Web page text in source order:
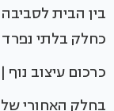
בין הבית
כחלק בלתי
כרכום עיצוב
בחלק האחורי